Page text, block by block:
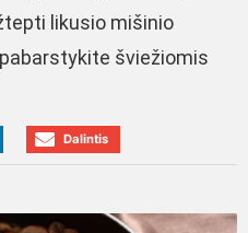
likusio mišinio
šviežiomis
Dalintis